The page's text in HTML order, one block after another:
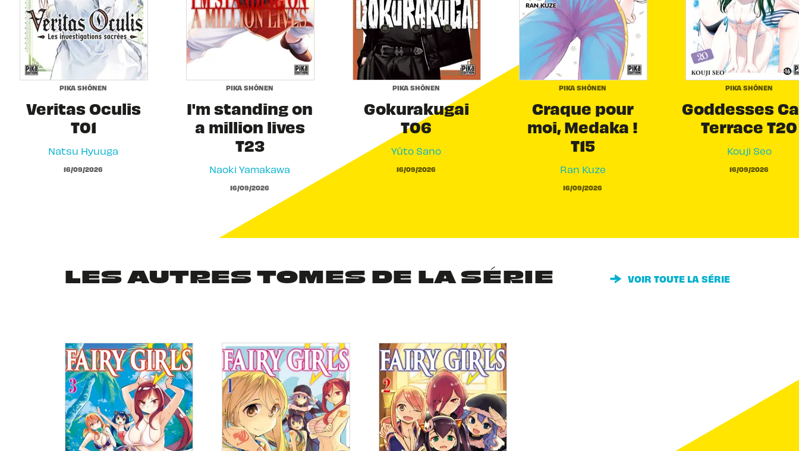
PIKA SHÔNEN
Veritas Oculis
T01
Natsu Hyuuga
16/09/2026
PIKA SHÔNEN
I'm standing on
a million lives
T23
Naoki Yamakawa
16/09/2026
PIKA SHÔNEN
Gokurakugai
T06
Yûto Sano
16/09/2026
PIKA SHÔNEN
Craque pour
moi, Medaka !
T15
Ran Kuze
16/09/2026
PIKA SHÔNEN
Goddesses
Terrace T20
Kouji Seo
16/09/2026
LES AUTRES TOMES DE LA SÉRIE VOIR TOUTE LA SÉRIE